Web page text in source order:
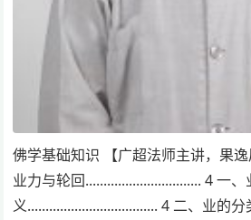
佛学基础知识 【广超法师主讲，果逸
业力与轮回................................ 4 一
义.................................... 4 二、业的